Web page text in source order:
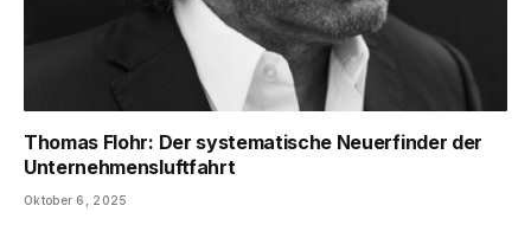
Thomas Flohr: Der systematische Neuerfinder der
Unternehmensluftfahrt
Oktober 6, 2025